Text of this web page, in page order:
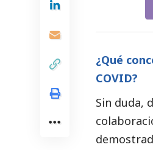
¿Qué
COVID?
Sin duda,